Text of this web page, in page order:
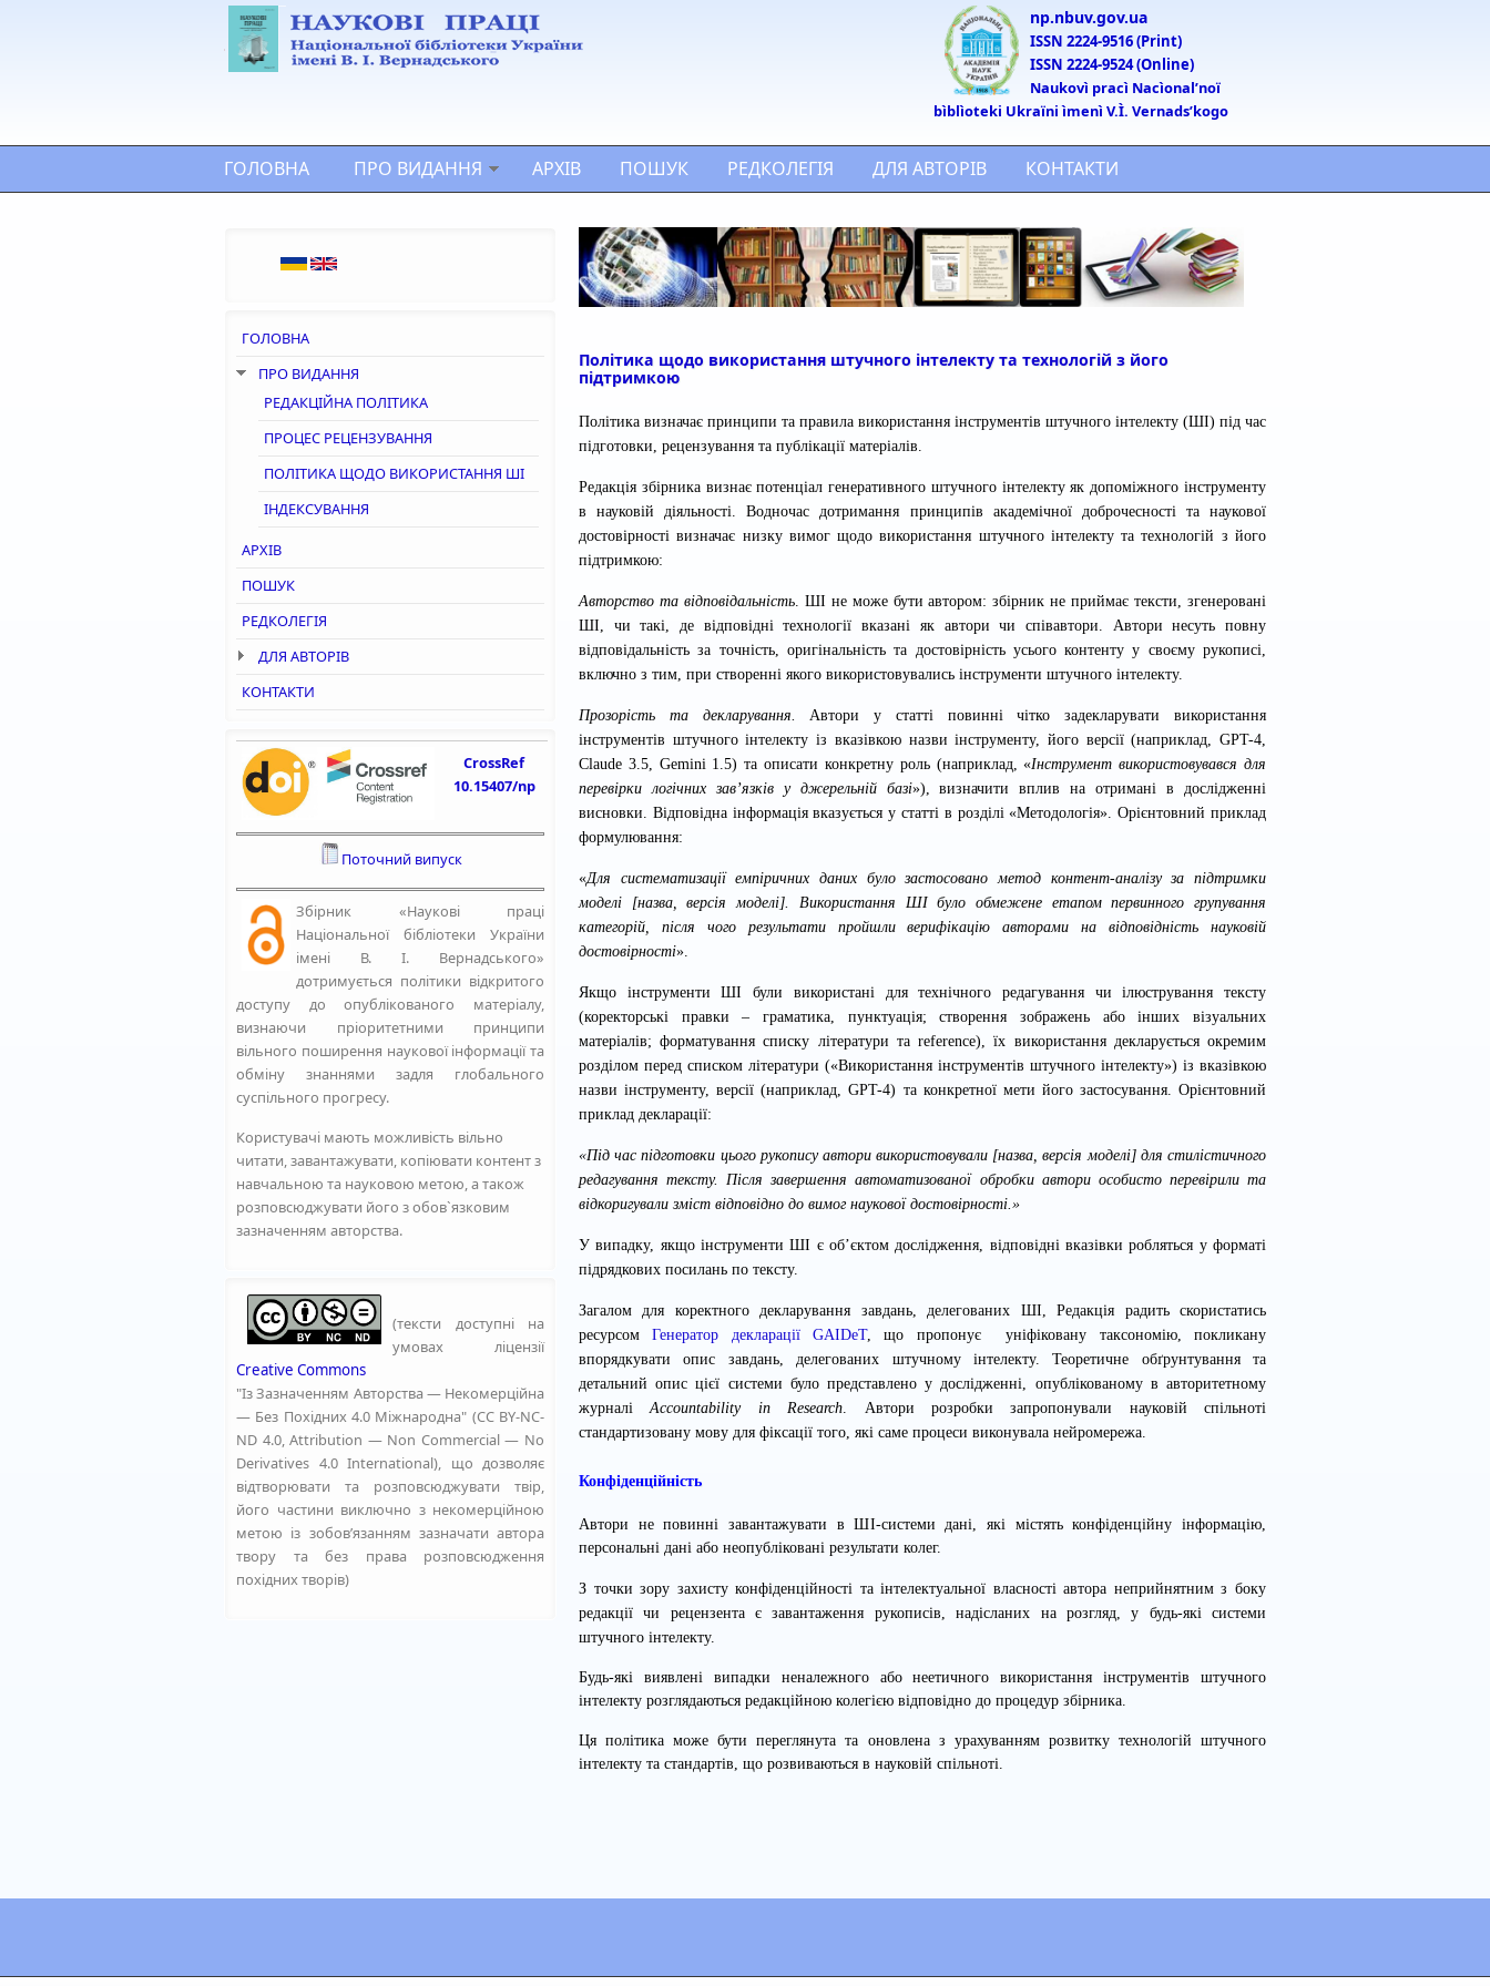
np.nbuv.gov.ua
ISSN 2224-9516 (Print)
ISSN 2224-9524 (Online)
Naukovì pracì Nacìonalʹnoï
bìblìoteki Ukraïni ìmenì V.Ì. Vernadsʹkogo
ГОЛОВНА ПРО ВИДАННЯ АРХІВ ПОШУК РЕДКОЛЕГІЯ ДЛЯ АВТОРІВ КОНТАКТИ
ГОЛОВНА
ПРО ВИДАННЯ
РЕДАКЦІЙНА ПОЛІТИКА
ПРОЦЕС РЕЦЕНЗУВАННЯ
ПОЛІТИКА ЩОДО ВИКОРИСТАННЯ ШІ
ІНДЕКСУВАННЯ
АРХІВ
ПОШУК
РЕДКОЛЕГІЯ
ДЛЯ АВТОРІВ
КОНТАКТИ
CrossRef
10.15407/np
Поточний випуск
Збірник «Наукові праці
Національної бібліотеки України
імені В. І. Вернадського»
дотримується політики відкритого
доступу до опублікованого матеріалу,
визнаючи пріоритетними принципи
вільного поширення наукової інформації та
обміну знаннями задля глобального
суспільного прогресу.
Користувачі мають можливість вільно
читати, завантажувати, копіювати контент з
навчальною та науковою метою, а також
розповсюджувати його з обов`язковим
зазначенням авторства.
(тексти доступні на
умовах ліцензії
Creative Commons
"Із Зазначенням Авторства — Некомерційна
— Без Похідних 4.0 Міжнародна" (CC BY-NC-
ND 4.0, Attribution — Non Commercial — No
Derivatives 4.0 International), що дозволяє
відтворювати та розповсюджувати твір,
його частини виключно з некомерційною
метою із зобовʼязанням зазначати автора
твору та без права розповсюдження
похідних творів)
Політика щодо використання штучного інтелекту та технологій з його
підтримкою
Політика визначає принципи та правила використання інструментів штучного інтелекту (ШІ) під час
підготовки, рецензування та публікації матеріалів.
Редакція збірника визнає потенціал генеративного штучного інтелекту як допоміжного інструменту
в науковій діяльності. Водночас дотримання принципів академічної доброчесності та наукової
достовірності визначає низку вимог щодо використання штучного інтелекту та технологій з його
підтримкою:
Авторство та відповідальність. ШІ не може бути автором: збірник не приймає тексти, згенеровані
ШІ, чи такі, де відповідні технології вказані як автори чи співавтори. Автори несуть повну
відповідальність за точність, оригінальність та достовірність усього контенту у своєму рукописі,
включно з тим, при створенні якого використовувались інструменти штучного інтелекту.
Прозорість та декларування.Автори у статті повинні чітко задекларувати використання
інструментів штучного інтелекту із вказівкою назви інструменту, його версії (наприклад, GPT-4,
Claude 3.5, Gemini 1.5) та описати конкретну роль (наприклад, «Інструмент використовувався для
перевірки логічних зав’язків у джерельній базі»), визначити вплив на отримані в дослідженні
висновки. Відповідна інформація вказується у статті в розділі «Методологія». Орієнтовний приклад
формулювання:
«Для систематизації емпіричних даних було застосовано метод контент-аналізу за підтримки
моделі [назва, версія моделі]. Використання ШІ було обмежене етапом первинного групування
категорій, після чого результати пройшли верифікацію авторами на відповідність науковій
достовірності».
Якщо інструменти ШІ були використані для технічного редагування чи ілюстрування тексту
(коректорські правки – граматика, пунктуація; створення зображень або інших візуальних
матеріалів; форматування списку літератури та reference), їх використання декларується окремим
розділом перед списком літератури («Використання інструментів штучного інтелекту») із вказівкою
назви інструменту, версії (наприклад, GPT-4) та конкретної мети його застосування. Орієнтовний
приклад декларації:
«Під час підготовки цього рукопису автори використовували [назва, версія моделі] для стилістичного
редагування тексту. Після завершення автоматизованої обробки автори особисто перевірили та
відкоригували зміст відповідно до вимог наукової достовірності.»
У випадку, якщо інструменти ШІ є об’єктом дослідження, відповідні вказівки робляться у форматі
підрядкових посилань по тексту.
Загалом для коректного декларування завдань, делегованих ШІ, Редакція радить скористатись
ресурсомГенератор декларації GAIDeT, що пропонує уніфіковану таксономію, покликану
впорядкувати опис завдань, делегованих штучному інтелекту. Теоретичне обґрунтування та
детальний опис цієї системи було представлено у дослідженні, опублікованому в авторитетному
журналіAccountability in Research. Автори розробки запропонували науковій спільноті
стандартизовану мову для фіксації того, які саме процеси виконувала нейромережа.
Конфіденційність
Автори не повинні завантажувати в ШІ-системи дані, які містять конфіденційну інформацію,
персональні дані або неопубліковані результати колег.
З точки зору захисту конфіденційності та інтелектуальної власності автора неприйнятним з боку
редакції чи рецензента є завантаження рукописів, надісланих на розгляд, у будь-які системи
штучного інтелекту.
Будь-які виявлені випадки неналежного або неетичного використання інструментів штучного
інтелекту розглядаються редакційною колегією відповідно до процедур збірника.
Ця політика може бути переглянута та оновлена з урахуванням розвитку технологій штучного
інтелекту та стандартів, що розвиваються в науковій спільноті.